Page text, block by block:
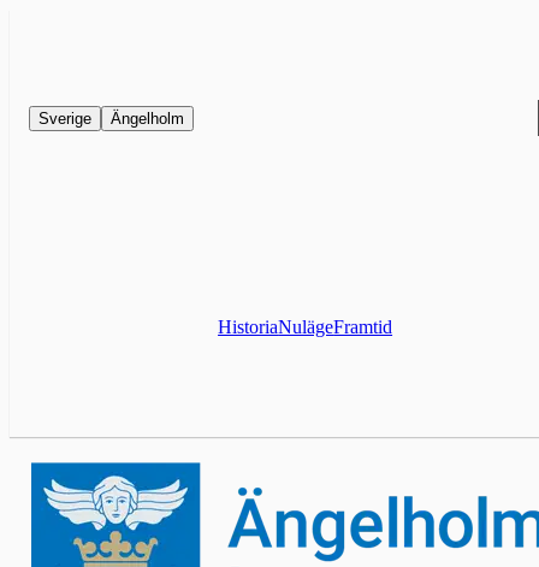
Sverige Ängelholm
HistoriaNulägeFramtid